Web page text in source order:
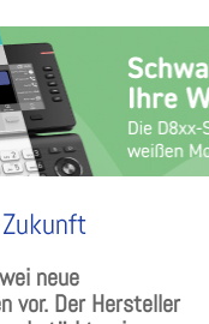
neue
vor. Der Hersteller